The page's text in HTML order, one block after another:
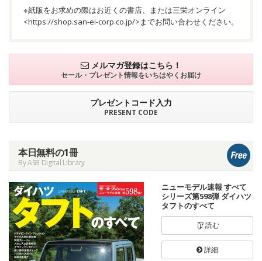
※紙版をお求めの際はお近くの書店、または三栄オンライン
<https://shop.san-ei-corp.co.jp/>までお問い合わせください。
メルマガ登録はこちら！
セール・プレゼント情報をいちはやくお届け
プレゼントコード入力
PRESENT CODE
本日無料の1冊
By ASB Digital Library
ニューモデル速報 すべて
シリーズ第598弾 ダイハツ
タフトのすべて
読む
詳細